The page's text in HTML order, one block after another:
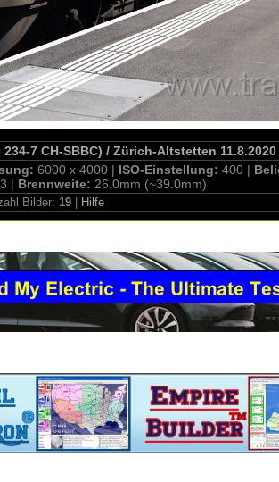
234-7 CH-SBBC) / Zürich-Altstetten 11.8.2020
6000 x 4000 | ISO-Einstellung: 400 |
| Brennweite: 26.0mm (~39.0mm)
Bilder: 19 Hilfe